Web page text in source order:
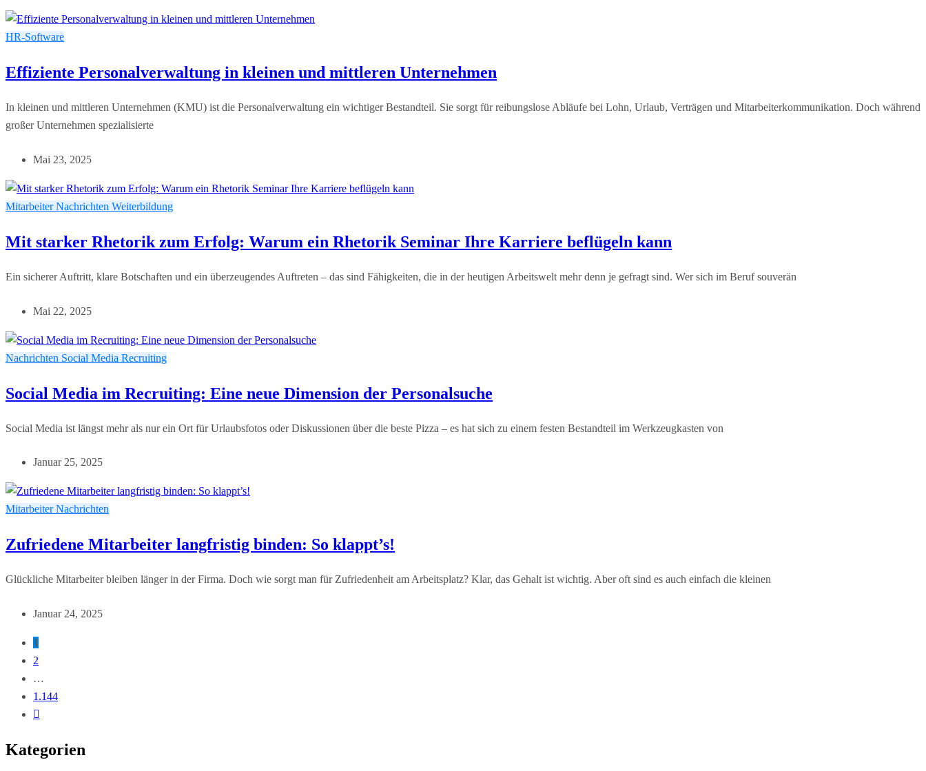
HR-Software
Effiziente Personalverwaltung in kleinen und mittleren Unternehmen
In kleinen und mittleren Unternehmen (KMU) ist die Personalverwaltung ein wichtiger Bestandteil. Sie sorgt für reibungslose Abläufe bei Lohn, Urlaub, Verträgen und Mitarbeiterkommunikation. Doch während
großer Unternehmen spezialisierte
Mai 23, 2025
MitarbeiterNachrichten Weiterbildung
Mit starker Rhetorik zum Erfolg: Warum ein Rhetorik Seminar Ihre Karriere beflügeln kann
Ein sicherer Auftritt, klare Botschaften und ein überzeugendes Auftreten – das sind Fähigkeiten, die in der heutigen Arbeitswelt mehr denn je gefragt sind. Wer sich im Beruf souverän
Mai 22, 2025
Nachrichten Social Media Recruiting
Social Media im Recruiting: Eine neue Dimension der Personalsuche
Social Media ist längst mehr als nur ein Ort für Urlaubsfotos oder Diskussionen über die beste Pizza – es hat sich zu einem festen Bestandteil im Werkzeugkasten von
Januar 25, 2025
MitarbeiterNachrichten
Zufriedene Mitarbeiter langfristig binden: So klappt’s!
Glückliche Mitarbeiter bleiben länger in der Firma. Doch wie sorgt man für Zufriedenheit am Arbeitsplatz? Klar, das Gehalt ist wichtig. Aber oft sind es auch einfach die kleinen
Januar 24, 2025
1
2
…
1.144
Kategorien